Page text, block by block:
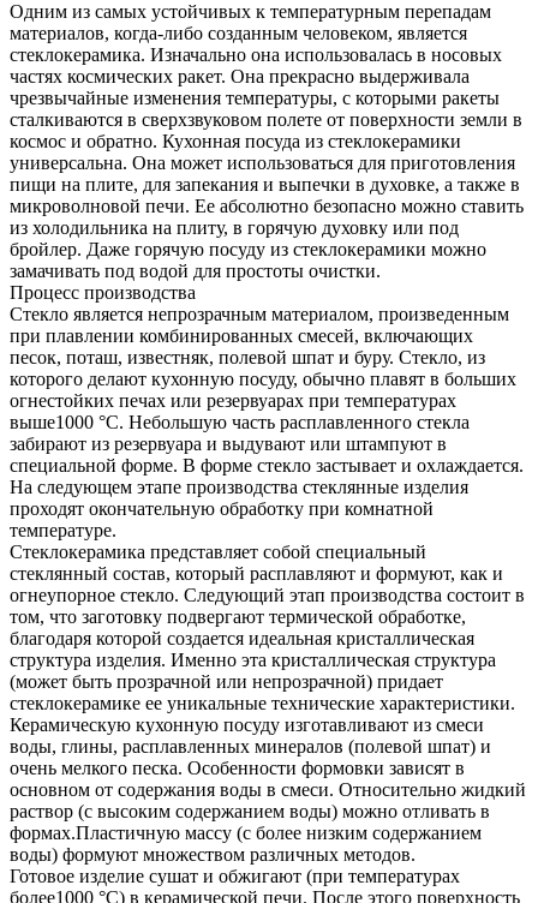
Одним из самых устойчивых к температурным перепадам
материалов, когда-либо созданным человеком, является
стеклокерамика. Изначально она использовалась в носовых
частях космических ракет. Она прекрасно выдерживала
чрезвычайные изменения температуры, с которыми ракеты
сталкиваются в сверхзвуковом полете от поверхности земли в
космос и обратно. Кухонная посуда из стеклокерамики
универсальна. Она может использоваться для приготовления
пищи на плите, для запекания и выпечки в духовке, а также в
микроволновой печи. Ее абсолютно безопасно можно ставить
из холодильника на плиту, в горячую духовку или под
бройлер. Даже горячую посуду из стеклокерамики можно
замачивать под водой для простоты очистки.
Процесс производства
Стекло является непрозрачным материалом, произведенным
при плавлении комбинированных смесей, включающих
песок, поташ, известняк, полевой шпат и буру. Стекло, из
которого делают кухонную посуду, обычно плавят в больших
огнестойких печах или резервуарах при температурах
выше1000 °С. Небольшую часть расплавленного стекла
забирают из резервуара и выдувают или штампуют в
специальной форме. В форме стекло застывает и охлаждается.
На следующем этапе производства стеклянные изделия
проходят окончательную обработку при комнатной
температуре.
Стеклокерамика представляет собой специальный
стеклянный состав, который расплавляют и формуют, как и
огнеупорное стекло. Следующий этап производства состоит в
том, что заготовку подвергают термической обработке,
благодаря которой создается идеальная кристаллическая
структура изделия. Именно эта кристаллическая структура
(может быть прозрачной или непрозрачной) придает
стеклокерамике ее уникальные технические характеристики.
Керамическую кухонную посуду изготавливают из смеси
воды, глины, расплавленных минералов (полевой шпат) и
очень мелкого песка. Особенности формовки зависят в
основном от содержания воды в смеси. Относительно жидкий
раствор (с высоким содержанием воды) можно отливать в
формах.Пластичную массу (с более низким содержанием
воды) формуют множеством различных методов.
Готовое изделие сушат и обжигают (при температурах
более1000 °С) в керамической печи. После этого поверхность